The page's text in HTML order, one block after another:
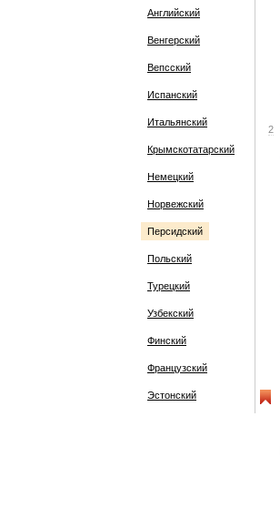
Английский
Венгерский
Вепсский
Испанский
Итальянский
Крымскотатарский
Немецкий
Норвежский
Персидский
Польский
Турецкий
Узбекский
Финский
Французский
Эстонский
2